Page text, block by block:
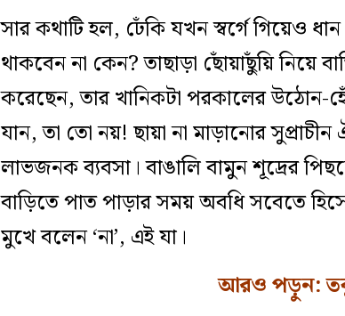
সার কথাটি হল, ঢেঁকি যখন স্বর্গে গিয়েও
থাকবেন না কেন? তাছাড়া ছোঁয়াছুঁয়ি নিয়ে
করেছেন, তার খানিকটা পরকালের উঠোন-
যান, তা তো নয়! ‌ছায়া না মাড়ানোর
লাভজনক ব্যবসা। বাঙালি বামুন শূদ্রের
বাড়িতে পাত পাড়ার সময় অবধি সবেতে
মুখে বলেন ‘না’, এই যা।
আরও পড়ুন: